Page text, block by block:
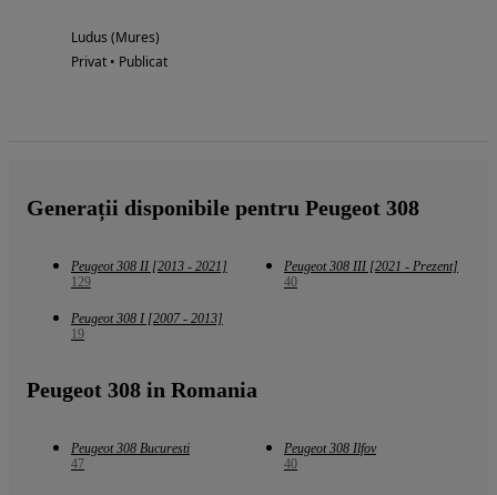
Ludus (Mures)
Privat • Publicat
Generații disponibile pentru Peugeot 308
Peugeot 308 II [2013 - 2021]
129
Peugeot 308 III [2021 - Prezent]
40
Peugeot 308 I [2007 - 2013]
19
Peugeot 308 in Romania
Peugeot 308 Bucuresti
47
Peugeot 308 Ilfov
40